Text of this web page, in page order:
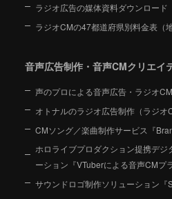
ラジオ広告の媒体資料ダウンロード
ラジオCMの47都道府県別料金表（
音声広告制作・音声CMクリエイ
声のプロによる音声広告・ラジオ
オトナルのラジオ広告制作（ラジオ
CMソング／楽曲制作サービス『
ホロライブプロダクション提携デジ
ーション 『VTuberによる音声CMプ
サウンドロゴ制作ソリューション『